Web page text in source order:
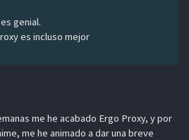
genial.
es incluso mejor
me he acabado Ergo Proxy, y por
me he animado a dar una breve